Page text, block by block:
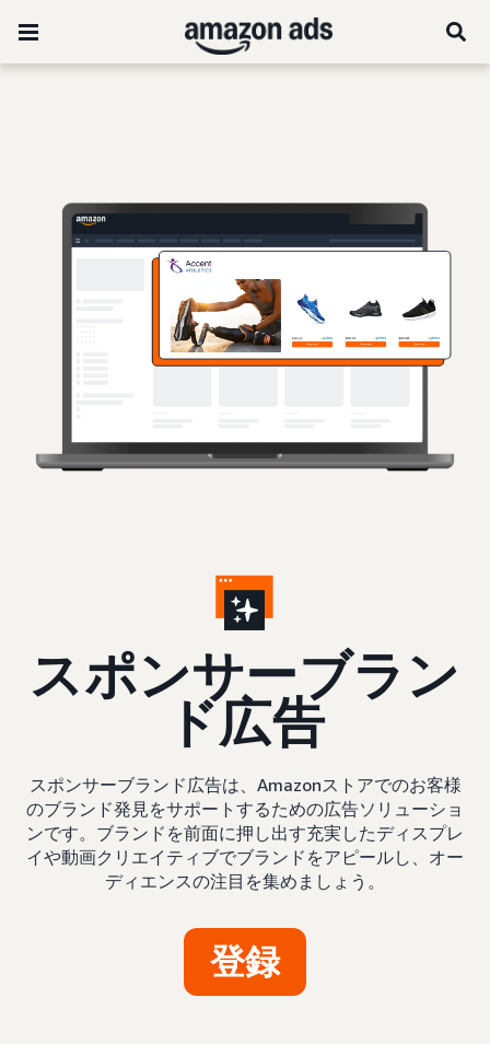
スポンサーブラン
ド広告
スポンサーブランド広告は、Amazonストアでのお客様
のブランド発見をサポートするための広告ソリューショ
ンです。ブランドを前面に押し出す充実したディスプレ
イや動画クリエイティブでブランドをアピールし、オー
ディエンスの注目を集めましょう。
登録